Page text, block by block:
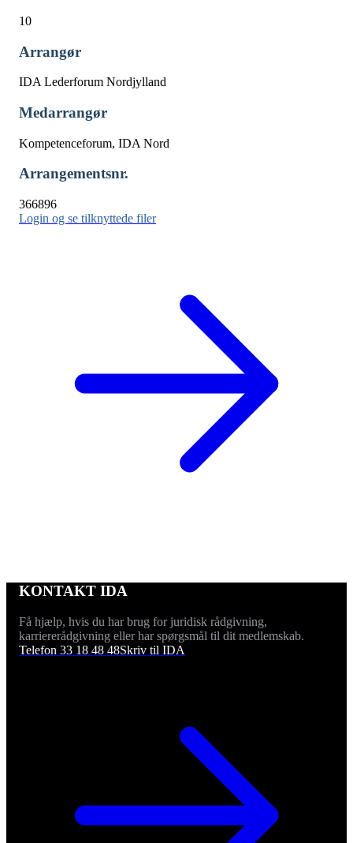
10
Arrangør
IDA Lederforum Nordjylland
Medarrangør
Kompetenceforum, IDA Nord
Arrangementsnr.
366896
Login og se tilknyttede filer
KONTAKT IDA
Få hjælp, hvis du har brug for juridisk rådgivning,
karriererådgivning eller har spørgsmål til dit medlemskab.
Telefon 33 18 48 48Skriv til IDA